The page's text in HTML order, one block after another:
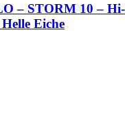
– STORM 10 –
Eiche